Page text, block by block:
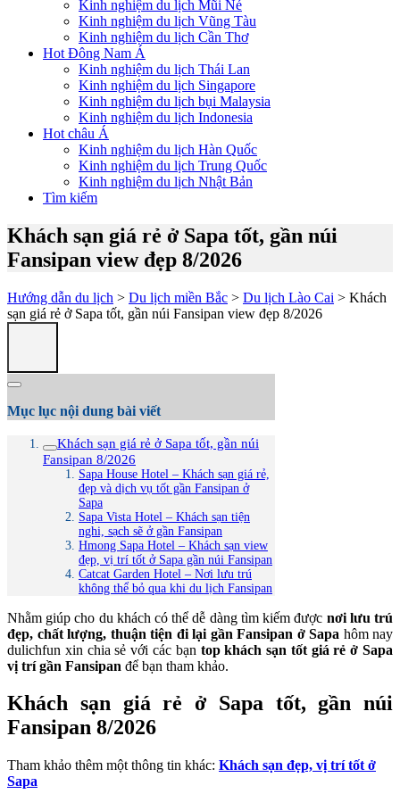
Kinh nghiệm du lịch Mũi Né
Kinh nghiệm du lịch Vũng Tàu
Kinh nghiệm du lịch Cần Thơ
Hot Đông Nam Á
Kinh nghiệm du lịch Thái Lan
Kinh nghiệm du lịch Singapore
Kinh nghiệm du lịch bụi Malaysia
Kinh nghiệm du lịch Indonesia
Hot châu Á
Kinh nghiệm du lịch Hàn Quốc
Kinh nghiệm du lịch Trung Quốc
Kinh nghiệm du lịch Nhật Bản
Tìm kiếm
Khách sạn giá rẻ ở Sapa tốt, gần núi
Fansipan view đẹp 8/2026
Hướng dẫn du lịch > Du lịch miền Bắc > Du lịch Lào Cai > Khách
sạn giá rẻ ở Sapa tốt, gần núi Fansipan view đẹp 8/2026
Mục lục nội dung bài viết
Khách sạn giá rẻ ở Sapa tốt, gần núi
Fansipan 8/2026
Sapa House Hotel – Khách sạn giá rẻ,
đẹp và dịch vụ tốt gần Fansipan ở
Sapa
Sapa Vista Hotel – Khách sạn tiện
nghi, sạch sẽ ở gần Fansipan
Hmong Sapa Hotel – Khách sạn view
đẹp, vị trí tốt ở Sapa gần núi Fansipan
Catcat Garden Hotel – Nơi lưu trú
không thể bỏ qua khi du lịch Fansipan
Nhằm giúp cho du khách có thể dễ dàng tìm kiếm được nơi lưu trú
đẹp, chất lượng, thuận tiện đi lại gần Fansipan ở Sapa hôm nay
dulichfun xin chia sẻ với các bạn top khách sạn tốt giá rẻ ở Sapa
vị trí gần Fansipan để bạn tham khảo.
Khách sạn giá rẻ ở Sapa tốt, gần núi
Fansipan 8/2026
Tham khảo thêm một thông tin khác: Khách sạn đẹp, vị trí tốt ở
Sapa